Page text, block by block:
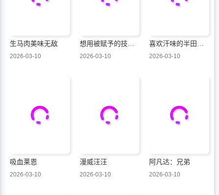
生马肉美味无敌
2026-03-10
想用被赋予的技能挣钱和异国美女们一起嬉戏
2026-03-10
喜欢汗味的半田同学正渴望品鉴
2026-03-10
吸血莱恩
2026-03-10
漫威汪汪
2026-03-10
阿凡达：兄弟
2026-03-10